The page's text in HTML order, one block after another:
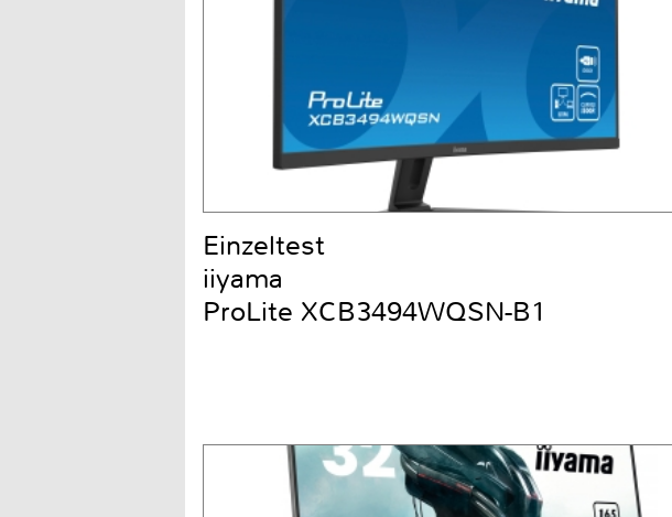
Einzeltest
iiyama
ProLite XCB3494WQSN-B1